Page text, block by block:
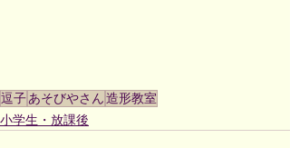
逗子あそびやさん造形教室
小学生・放課後